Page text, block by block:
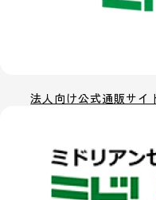
法人向け公式通販サイ